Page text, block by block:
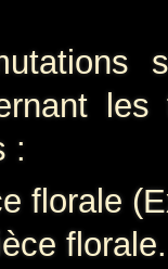
:
florale
florale.